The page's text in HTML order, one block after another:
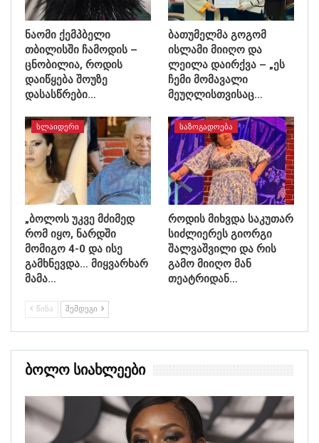
ნაომი ქემპბელი
თბილისში ჩამოდის –
ცნობილია, როდის
დაიწყება შოუზე
დასასწრები…
ბათუმელმა გოგომ
ისლამი მიიღო და
ლეილა დაირქვა – „ეს
ჩემი მომავალი
მეუღლისთვისაც…
ᲡᲚᲐᲘᲓᲔᲠᲘ
„ბოლოს უკვე მძიმედ
რომ იყო, ნარდში
მომიგო 4-0 და ისე
გამხნევდა… მიყვარხარ
მამა…
ᲡᲐᲖᲝᲒᲐᲓᲝᲔᲑᲐ
როდის მიხვდა საკუთარ
სიძლიერეს გიორგი
შალვაშვილი და რის
გამო მიიღო მან
თეატრიდან…
ᲬᲘᲜᲐ ᲨᲔᲛᲓᲔᲒᲘ
Ბოლო Სიახლეები